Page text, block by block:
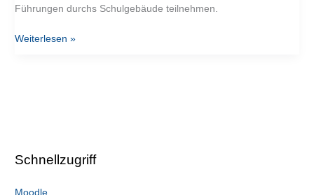
Führungen durchs Schulgebäude teilnehmen.
Weiterlesen »
Schnellzugriff
Moodle